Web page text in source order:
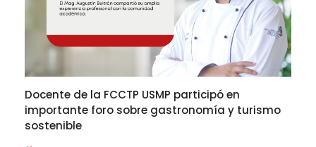
Docente de la FCCTP USMP participó en
importante foro sobre gastronomía y turismo
sostenible